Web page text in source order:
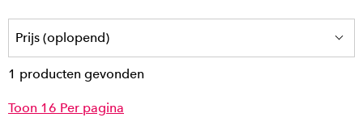
1 producten gevonden
Toon 16 Per pagina